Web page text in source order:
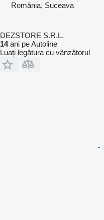
România, Suceava
DEZSTORE S.R.L.
14ani pe Autoline
Luați legătura cu vânzătorul